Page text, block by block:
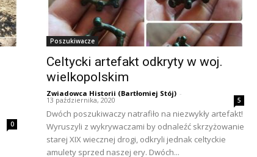
0
Poszukiwacze
Celtycki artefakt odkryty w woj.
wielkopolskim
Zwiadowca Historii (Bartłomiej Stój) -
13 października, 2020 5
Dwóch poszukiwaczy natrafiło na niezwykły artefakt!
Wyruszyli z wykrywaczami by odnaleźć skrzyżowanie
starej XIX wiecznej drogi, odkryli jednak celtyckie
amulety sprzed naszej ery. Dwóch...